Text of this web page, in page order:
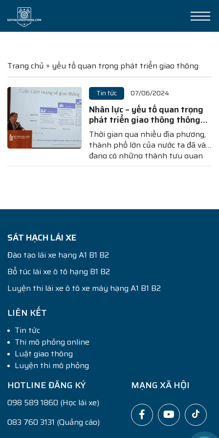
Trang chủ » yếu tố quan trọng phát triển giao thông
Tin tức 07/06/2024
Nhân lực – yếu tố quan trọng
phát triển giao thông thông
minh, đô thị thông minh
Thời gian qua nhiều địa phương,
thành phố lớn của nước ta đã và
đang có những thành tựu quan
trọng trong việc thúc đẩy phát
công nghệ...
SÁT HẠCH LÁI XE
Đào tạo lái xe hạng A1 B1 B2
Bổ túc lái xe ô tô hạng B1 B2
Luyện thi lái xe ô tô xe máy hạng A1 B1 B2
LIÊN KẾT
Tin tức
Thi mô phỏng online
Luật giao thông
Luyện thi mô phỏng
HOTLINE ĐĂNG KÝ
098 589 1860 (Học lái xe)
083 760 3131 (Quảng cáo)
MẠNG XÃ HỘI